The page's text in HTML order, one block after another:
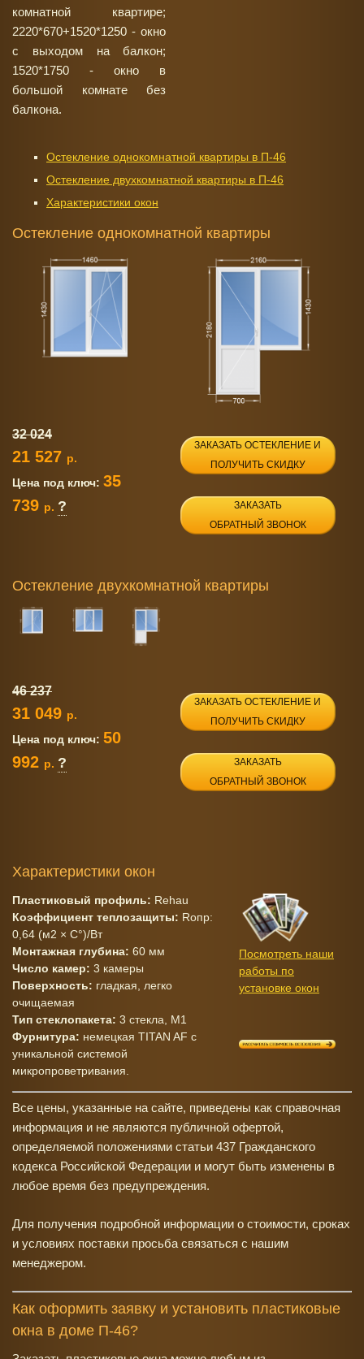
комнатной квартире;
2220*670+1520*1250 - окно
с выходом на балкон;
1520*1750 - окно в
большой комнате без
балкона.
Остекление однокомнатной квартиры в П-46
Остекление двухкомнатной квартиры в П-46
Характеристики окон
Остекление однокомнатной квартиры
32 024
21 527 р.
Цена под ключ: 35
739 р. ?
ЗАКАЗАТЬ ОСТЕКЛЕНИЕ И
ПОЛУЧИТЬ СКИДКУ
ЗАКАЗАТЬ
ОБРАТНЫЙ ЗВОНОК
Остекление двухкомнатной квартиры
46 237
31 049 р.
Цена под ключ: 50
992 р. ?
ЗАКАЗАТЬ ОСТЕКЛЕНИЕ И
ПОЛУЧИТЬ СКИДКУ
ЗАКАЗАТЬ
ОБРАТНЫЙ ЗВОНОК
Характеристики окон
Пластиковый профиль: Rehau
Коэффициент теплозащиты: Rопр:
0,64 (м2 × C°)/Вт
Монтажная глубина: 60 мм
Число камер: 3 камеры
Поверхность: гладкая, легко
очищаемая
Тип стеклопакета: 3 стекла, M1
Фурнитура: немецкая TITAN AF c
уникальной системой
микропроветривания.
Посмотреть наши
работы по
установке окон
Все цены, указанные на сайте, приведены как справочная
информация и не являются публичной офертой,
определяемой положениями статьи 437 Гражданского
кодекса Российской Федерации и могут быть изменены в
любое время без предупреждения.
Для получения подробной информации о стоимости, сроках
и условиях поставки просьба связаться с нашим
менеджером.
Как оформить заявку и установить пластиковые
окна в доме П-46?